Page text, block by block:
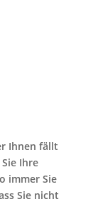
Ihnen fällt
Ihre
immer Sie
Sie nicht